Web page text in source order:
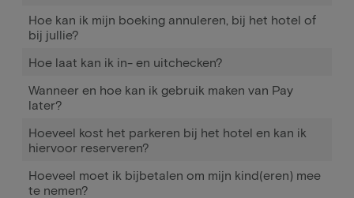
Hoe kan ik mijn boeking annuleren, bij het hotel of
bij jullie?
Hoe laat kan ik in- en uitchecken?
Wanneer en hoe kan ik gebruik maken van Pay
later?
Hoeveel kost het parkeren bij het hotel en kan ik
hiervoor reserveren?
Hoeveel moet ik bijbetalen om mijn kind(eren) mee
te nemen?